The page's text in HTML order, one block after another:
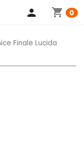
shopping_cart 0
person
Finale Lucida